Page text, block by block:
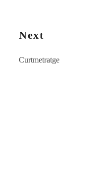
Next
Curtmetratge